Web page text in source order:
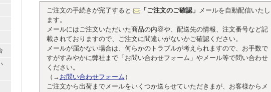
ご注文の手続きが完了すると 「ご注文のご確認」 メールを自動配信いたし
ます。
メールにはご注文いただいた商品の内容や、配送先の情報、注文番号など記
載されておりますので、ご注文に間違いがないかご確認ください。
メールが届かない場合は、何らかのトラブルが考えられますので、お手数で
すがすみやかに弊社まで「お問い合わせフォーム」やメール等で問い合わせ
ください。
（→ お問い合わせフォーム ）
ご注文から出荷までメールをいくつか送らせていただきまが、お客様からメ